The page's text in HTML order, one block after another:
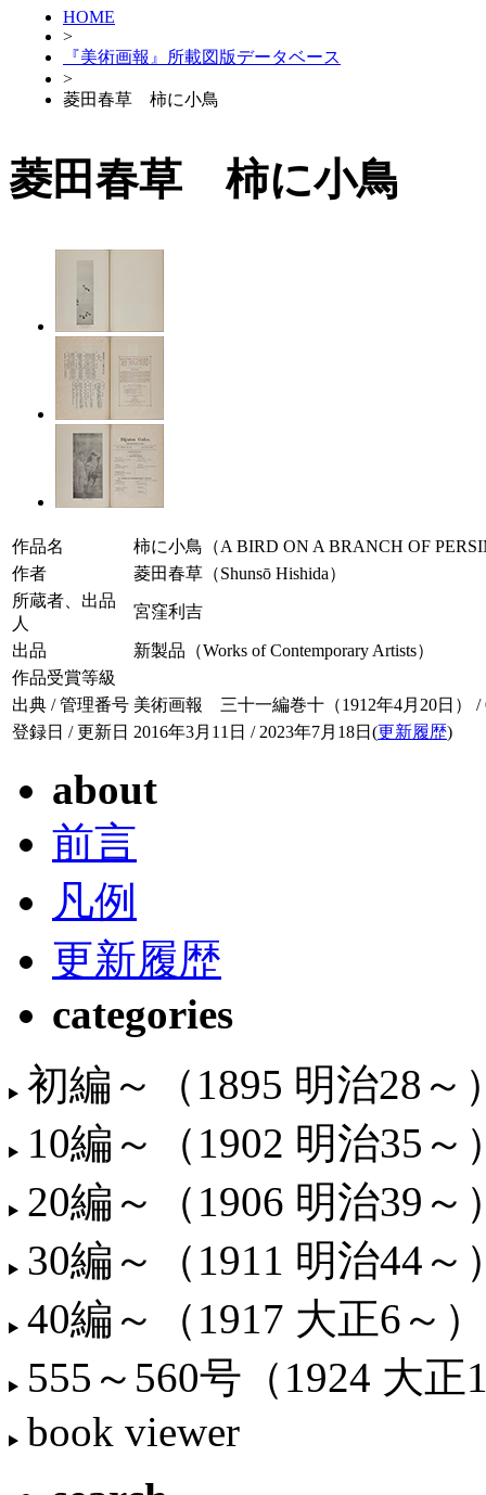
HOME
>
『美術画報』所載図版データベース
>
菱田春草 柿に小鳥
菱田春草 柿に小鳥
作品名
柿に小鳥（A BIRD ON A BRANCH OF
作者
菱田春草（Shunsō Hishida）
所蔵者、出品
人
宮窪利吉
出品
新製品（Works of Contemporary Artists）
作品受賞等級
出典 / 管理番号 美術画報 三十一編巻十（1912年4月20日） /
登録日 / 更新日 2016年3月11日 / 2023年7月18日(更新履歴)
about
前言
凡例
更新履歴
categories
初編～（1895 明治28～
10編～（1902 明治35～
20編～（1906 明治39～
30編～（1911 明治44～
40編～（1917 大正6～）
555～560号（1924 大正
book viewer